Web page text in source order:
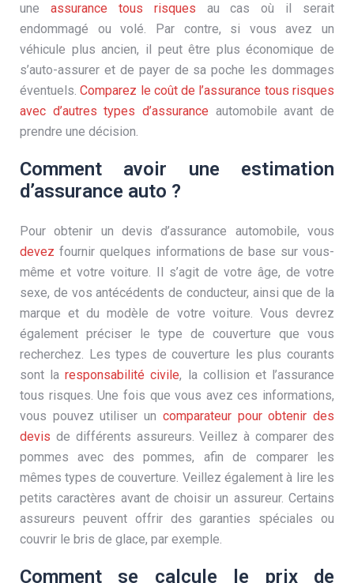
une assurance tous risques au cas où il serait
endommagé ou volé. Par contre, si vous avez un
véhicule plus ancien, il peut être plus économique de
s’auto-assurer et de payer de sa poche les dommages
éventuels.Comparez le coût de l’assurance tous risques
avec d’autres types d’assurance automobile avant de
prendre une décision.
Comment avoir une estimation
d’assurance auto ?
Pour obtenir un devis d’assurance automobile, vous
devez fournir quelques informations de base sur vous-
même et votre voiture. Il s’agit de votre âge, de votre
sexe, de vos antécédents de conducteur, ainsi que de la
marque et du modèle de votre voiture. Vous devrez
également préciser le type de couverture que vous
recherchez. Les types de couverture les plus courants
sont laresponsabilité civile, la collision et l’assurance
tous risques. Une fois que vous avez ces informations,
vous pouvez utiliser un comparateur pour obtenir des
devis de différents assureurs. Veillez à comparer des
pommes avec des pommes, afin de comparer les
mêmes types de couverture. Veillez également à lire les
petits caractères avant de choisir un assureur. Certains
assureurs peuvent offrir des garanties spéciales ou
couvrir le bris de glace, par exemple.
Comment se calcule le prix de